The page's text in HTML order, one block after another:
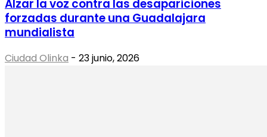
Alzar la voz contra las desapariciones
forzadas durante una Guadalajara
mundialista
Ciudad Olinka - 23 junio, 2026